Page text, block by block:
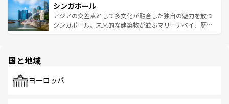
参照してほしい。
激する。気候は一年中温暖で、どの季節にも異なる楽しみ
が待っている。親しみやすいタイの人々、仏教を中心とし
た文化、そして多様な観光資源が、訪れる旅人を魅了し続
み、どこを訪れても感動するはず。観光スポットが密集し
ており、効率よく見どころを回れるのも魅力。息をのむよ
うな絶景から文化的な体験まで、香港を存分に楽しみ尽く
シンガポール
アジアの交差点として多文化が融合した独自の魅力を放つ
シンガポール。未来的な建築物が並ぶマリーナベイ、歴史
で、ホーカーズは地元の風情を楽しめる外せないスポット
国と地域
ヨーロッパ